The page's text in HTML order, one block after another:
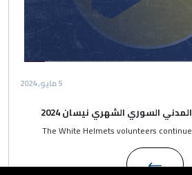
السوري الشهري نيسان 2024
The White Helmets volunteers